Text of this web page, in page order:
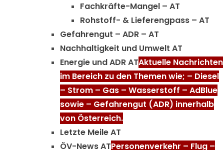
Fachkräfte-Mangel – AT
Rohstoff- & Lieferengpass – AT
Gefahrengut – ADR – AT
Nachhaltigkeit und Umwelt AT
Energie und ADR ATAktuelle Nachrichten
im Bereich zu den Themen wie; – Diesel
– Strom – Gas – Wasserstoff – AdBlue
sowie – Gefahrengut (ADR) innerhalb
von Österreich.
Letzte Meile AT
ÖV-News ATPersonenverkehr – Flug –